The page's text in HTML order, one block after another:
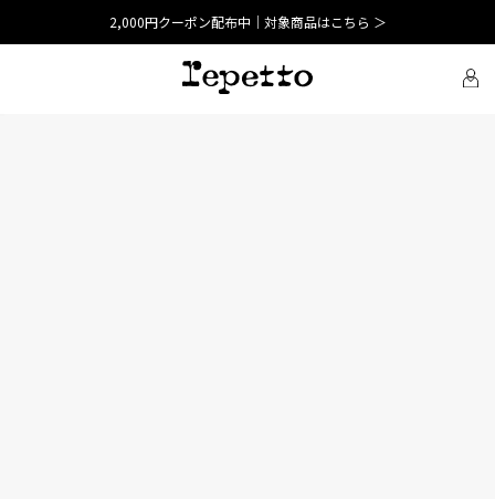
2,000円クーポン配布中｜対象商品はこちら ＞